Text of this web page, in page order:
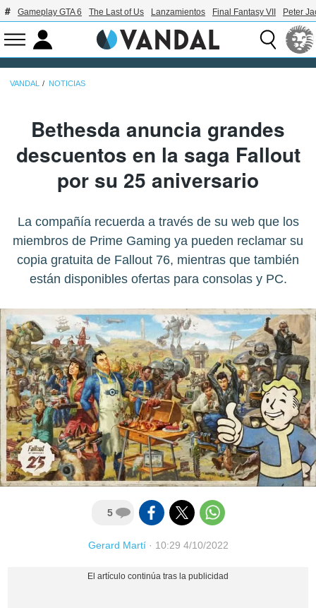
Gameplay GTA 6 The Last of Us Lanzamientos Final Fantasy VII Peter
VANDAL NOTICIAS
Bethesda anuncia grandes
descuentos en la saga Fallout
por su 25 aniversario
La compañía recuerda a través de su web que los
miembros de Prime Gaming ya pueden reclamar su
copia gratuita de Fallout 76, mientras que también
están disponibles ofertas para consolas y PC.
5
Gerard Martí· 10:29 4/10/2022